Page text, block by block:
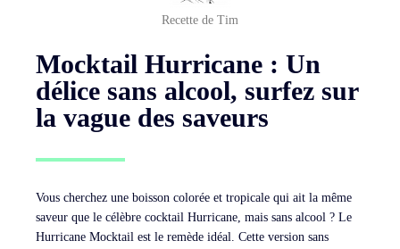
Recette de Tim
Mocktail Hurricane : Un
délice sans alcool, surfez sur
la vague des saveurs
Vous cherchez une boisson colorée et tropicale qui ait la même
saveur que le célèbre cocktail Hurricane, mais sans alcool ? Le
Hurricane Mocktail est le remède idéal. Cette version sans